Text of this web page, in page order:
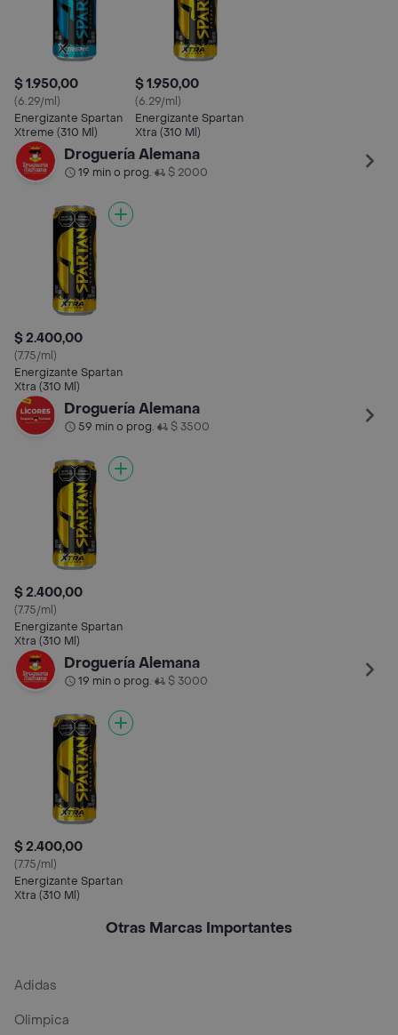
$ 1.950,00
(6.29/ml)
Energizante Spartan
Xtreme (310 Ml)
$ 1.950,00
(6.29/ml)
Energizante Spartan
Xtra (310 Ml)
Droguería Alemana
19 min o prog.• $ 2000
$ 2.400,00
(7.75/ml)
Energizante Spartan
Xtra (310 Ml)
Droguería Alemana
59 min o prog.• $ 3500
$ 2.400,00
(7.75/ml)
Energizante Spartan
Xtra (310 Ml)
Droguería Alemana
19 min o prog.• $ 3000
$ 2.400,00
(7.75/ml)
Energizante Spartan
Xtra (310 Ml)
Otras Marcas Importantes
Adidas
Olimpica